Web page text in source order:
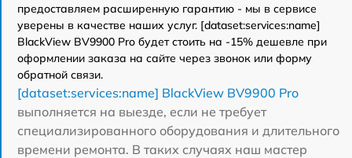
предоставляем расширенную гарантию - мы в сервисе
уверены в качестве наших услуг. [dataset:services:name]
BlackView BV9900 Pro будет стоить на -15% дешевле при
оформлении заказа на сайте через звонок или форму
обратной связи.
[dataset:services:name] BlackView BV9900 Pro
выполняется на выезде, если не требует
специализированного оборудования и длительного
времени ремонта. В таких случаях наш мастер